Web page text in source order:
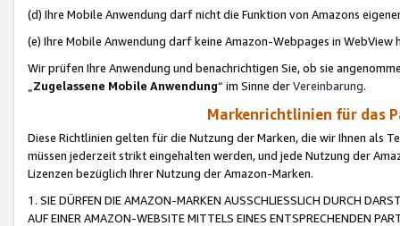
(d) Ihre Mobile Anwendung darf nicht die Funktion von Amazons
(e) Ihre Mobile Anwendung darf keine Amazon-Webpages in WebView
Wir prüfen Ihre Anwendung und benachrichtigen Sie, ob sie
„Zugelassene Mobile Anwendung“ im Sinne derVereinbarung.
Markenrichtlinien für das
Diese Richtlinien gelten für die Nutzung der Marken, die wir Ihnen als
müssen jederzeit strikt eingehalten werden, und jede Nutzung der
Lizenzen bezüglich Ihrer Nutzung der Amazon-Marken.
1. SIE DÜRFEN DIE AMAZON-MARKEN AUSSCHLIESSLICH DURCH
AUF EINER AMAZON-WEBSITE MITTELS EINES ENTSPRECHENDEN